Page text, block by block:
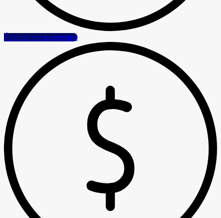
Évaluez vos paiements